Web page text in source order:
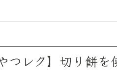
つレク】切り餅を